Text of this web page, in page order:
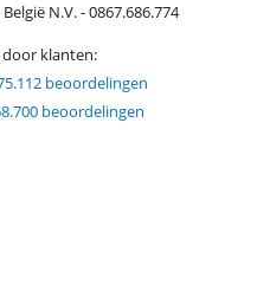
N.V. - 0867.686.774
klanten:
beoordelingen
beoordelingen